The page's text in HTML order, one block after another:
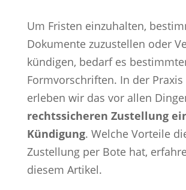
Um Fristen einzuhalten,
Dokumente zuzustellen oder
kündigen, bedarf es
Formvorschriften. In der
erleben wir das vor allen
rechtssicheren Zustellung
Kündigung. Welche Vorteile
Zustellung per Bote hat,
diesem Artikel.